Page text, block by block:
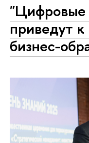
"Цифровые
приведут
бизнес-